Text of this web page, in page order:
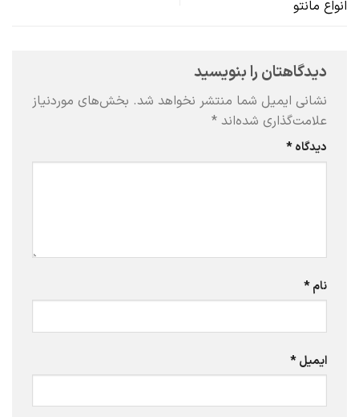
انواع مانتو
دیدگاهتان را بنویسید
نشانی ایمیل شما منتشر نخواهد شد. بخش‌های موردنیاز
علامت‌گذاری شده‌اند *
دیدگاه*
نام*
ایمیل*